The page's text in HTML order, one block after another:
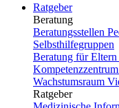
Ratgeber
Beratung
Beratungsstellen
Selbsthilfegruppen
Beratung für
Wachstumsraum
Ratgeber